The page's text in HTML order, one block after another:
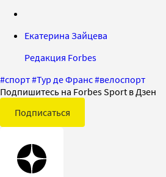
Екатерина Зайцева
Редакция Forbes
#спорт#Тур де Франс#велоспорт
Подпишитесь на Forbes Sport в Дзен
Подписаться